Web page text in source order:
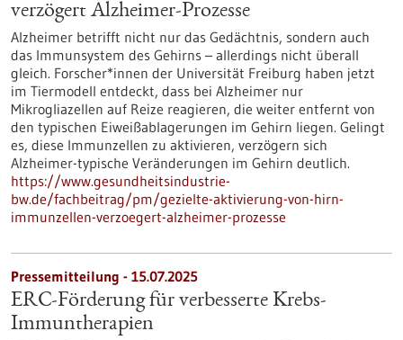
verzögert Alzheimer-Prozesse
Alzheimer betrifft nicht nur das Gedächtnis, sondern auch
das Immunsystem des Gehirns – allerdings nicht überall
gleich. Forscher*innen der Universität Freiburg haben jetzt
im Tiermodell entdeckt, dass bei Alzheimer nur
Mikrogliazellen auf Reize reagieren, die weiter entfernt von
den typischen Eiweißablagerungen im Gehirn liegen. Gelingt
es, diese Immunzellen zu aktivieren, verzögern sich
Alzheimer-typische Veränderungen im Gehirn deutlich.
https://www.gesundheitsindustrie-
bw.de/fachbeitrag/pm/gezielte-aktivierung-von-hirn-
immunzellen-verzoegert-alzheimer-prozesse
Pressemitteilung - 15.07.2025
ERC-Förderung für verbesserte Krebs-
Immuntherapien